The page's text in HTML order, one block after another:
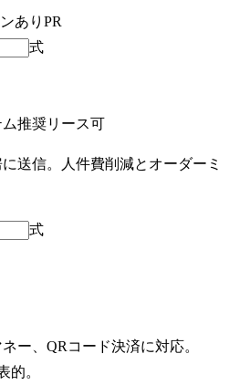
あり PR
式
推奨リース可
送信。人件費削減とオーダーミ
式
ー、QRコード決済に対応。
的。